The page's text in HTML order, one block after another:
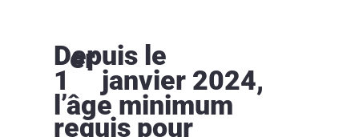
Depuis le
1
er
janvier 2024,
l’âge minimum
requis pour